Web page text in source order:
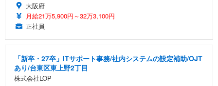
大阪府
月給21万5,900円～32万3,100円
正社員
「新卒・27卒」ITサポート事務/社内システムの設定補助/OJT
あり/台東区東上野2丁目
株式会社LOP